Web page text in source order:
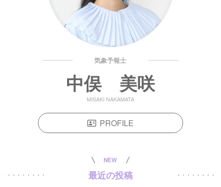
気象予報士
中俣 美咲
MISAKI NAKAMATA
PROFILE
NEW
最近の投稿